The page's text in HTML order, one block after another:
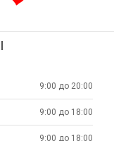
9:00 до 20:00
9:00 до 18:00
9:00 до 18:00